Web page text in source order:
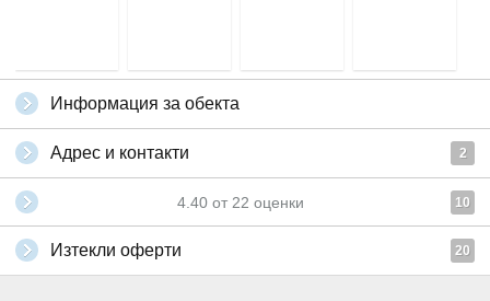
Информация за обекта
Адрес и контакти 2
4.40 от 22 оценки 10
Изтекли оферти 20